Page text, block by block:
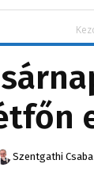
Szentgathi Csaba